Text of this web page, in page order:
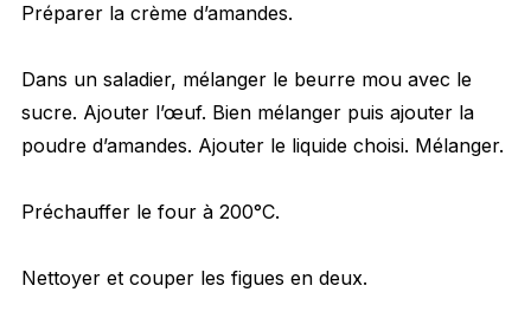
Préparer la crème d’amandes.
Dans un saladier, mélanger le beurre mou avec le
sucre. Ajouter l’œuf. Bien mélanger puis ajouter la
poudre d’amandes. Ajouter le liquide choisi. Mélanger.
Préchauffer le four à 200°C.
Nettoyer et couper les figues en deux.